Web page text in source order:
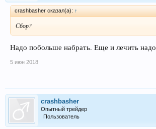
crashbasher сказал(а): ↑
Сбор?
Надо побольше набрать. Еще и лечить надо
5 июн 2018
crashbasher
Опытный трейдер
Пользователь